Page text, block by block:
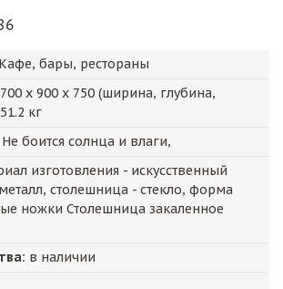
Кафе, бары, рестораны
х 900 х 750 (ширина, глубина,
51.2 кг
Не боится солнца и влаги,
изготовления - искусственный
столешница - стекло, форма
ножки Столешница закаленное
в наличии